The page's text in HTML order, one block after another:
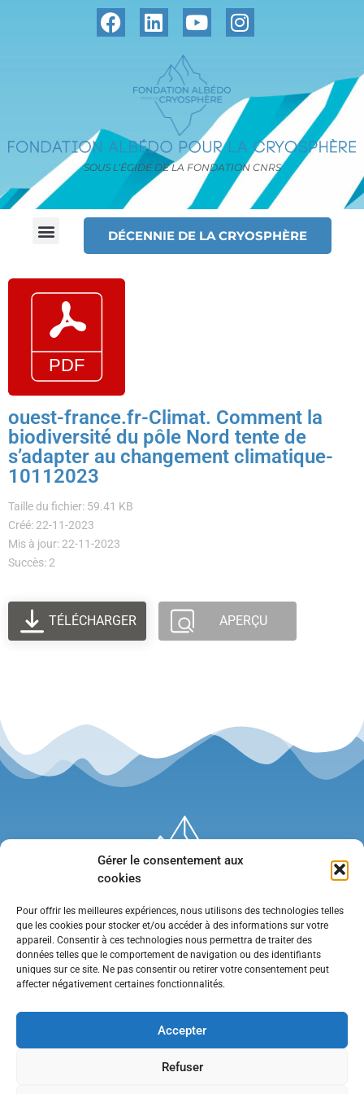
Gérer le consentement aux
cookies
Pour offrir les meilleures expériences, nous utilisons des technologies telles
que les cookies pour stocker et/ou accéder à des informations sur votre
appareil. Consentir à ces technologies nous permettra de traiter des
données telles que le comportement de navigation ou des identifiants
uniques sur ce site. Ne pas consentir ou retirer votre consentement peut
affecter négativement certaines fonctionnalités.
Accepter
Refuser
SOUS L’ÉGIDE DE LA FONDATION CNRS
DÉCENNIE DE LA CRYOSPHÈRE
ouest-france.fr-Climat. Comment la
biodiversité du pôle Nord tente de
s’adapter au changement climatique-
10112023
Taille du fichier: 59.41 KB
Créé: 22-11-2023
Mis à jour: 22-11-2023
Succès: 2
TÉLÉCHARGER APERÇU
•Contact